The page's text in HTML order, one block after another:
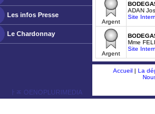
Les infos Presse
Le Chardonnay
Argent
ADAN
Site
Argent
Mme
Site
ￂﾮ OENOPLURIMEDIA
Accueil| La